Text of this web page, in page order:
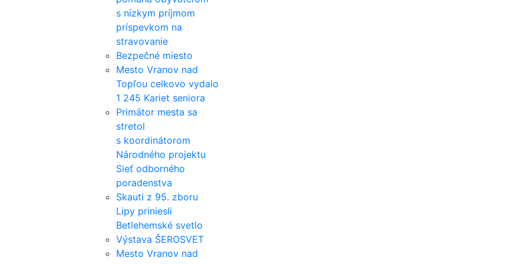
s nízkym príjmom
príspevkom na
stravovanie
Bezpečné miesto
Mesto Vranov nad
Topľou celkovo vydalo
1 245 Kariet seniora
Primátor mesta sa
stretol
s koordinátorom
Národného projektu
Sieť odborného
poradenstva
Skauti z 95. zboru
Lipy priniesli
Betlehemské svetlo
Výstava ŠEROSVET
Mesto Vranov nad